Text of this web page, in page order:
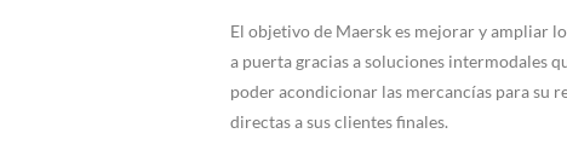
El objetivo de Maersk es mejorar y ampliar
a puerta gracias a soluciones intermodales
poder acondicionar las mercancías para su
directas a sus clientes finales.